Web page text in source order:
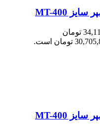
قیمت اصلی 34,117,600 تومان